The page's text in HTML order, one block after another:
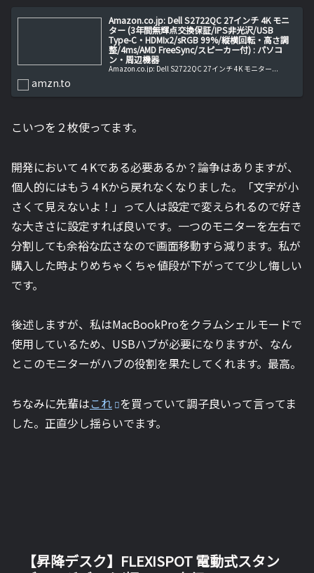
Amazon.co.jp: Dell S2722QC 27インチ 4K モニ
ター (3年間無輝点交換保証/IPS非光沢/USB
Type-C・HDMIx2/sRGB 99%/縦横回転・高さ調
整/4ms/AMD FreeSync/スピーカー付) : パソコ
ン・周辺機器
Amazon.co.jp: Dell S2722QC 27インチ 4K モニター...
amzn.to
こいつを２枚使ってます。
開発において４Kである必要あるか？論争はありますが、
個人的にはもう４Kから戻れなくなりました。「文字が小
さくて見えないよ！」って人は設定で変えられるので好き
な大きさに設定すれば良いです。一つのモニターを左右で
分割しても余裕な広さなので画面移動すら減ります。私が
購入した時よりめちゃくちゃ値段が下がってて少し悔しい
です。
後述しますが、私はMacBookProをクラムシェルモードで
使用しているため、USBハブが必要になりますが、なん
とこのモニターがハブの役割を果たしてくれます。最高。
ちなみに先輩はこれ を買っていて調子良いって言ってま
した。正直少し揺らいでます。
【昇降デスク】FLEXISPOT 電動式スタン